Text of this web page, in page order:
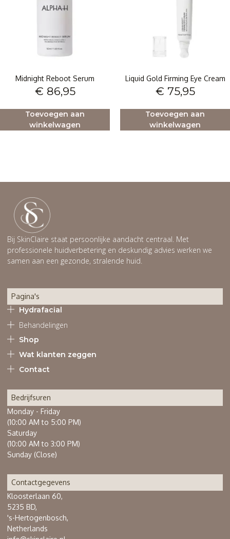
Midnight Reboot Serum
€ 86,95
Toevoegen aan
winkelwagen
Liquid Gold Firming Eye Cream
€ 75,95
Toevoegen aan
winkelwagen
Bij SkinClaire staat persoonlijke aandacht centraal. Met
professionele huidverbetering en deskundig advies werken we
samen aan een gezonde, stralende huid.
Pagina's
Hydrafacial
Behandelingen
Shop
Wat klanten zeggen
Contact
Bedrijfsuren
Monday - Friday
(10:00 AM to 5:00 PM)
Saturday
(10:00 AM to 3:00 PM)
Sunday (Close)
Contactgegevens
Kloosterlaan 60,
5235 BD,
's-Hertogenbosch,
Netherlands